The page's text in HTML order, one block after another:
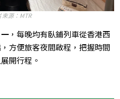
來源：MTR
，每晚均有臥鋪列車從香港西
方便旅客夜間啟程，把握時間
開行程。